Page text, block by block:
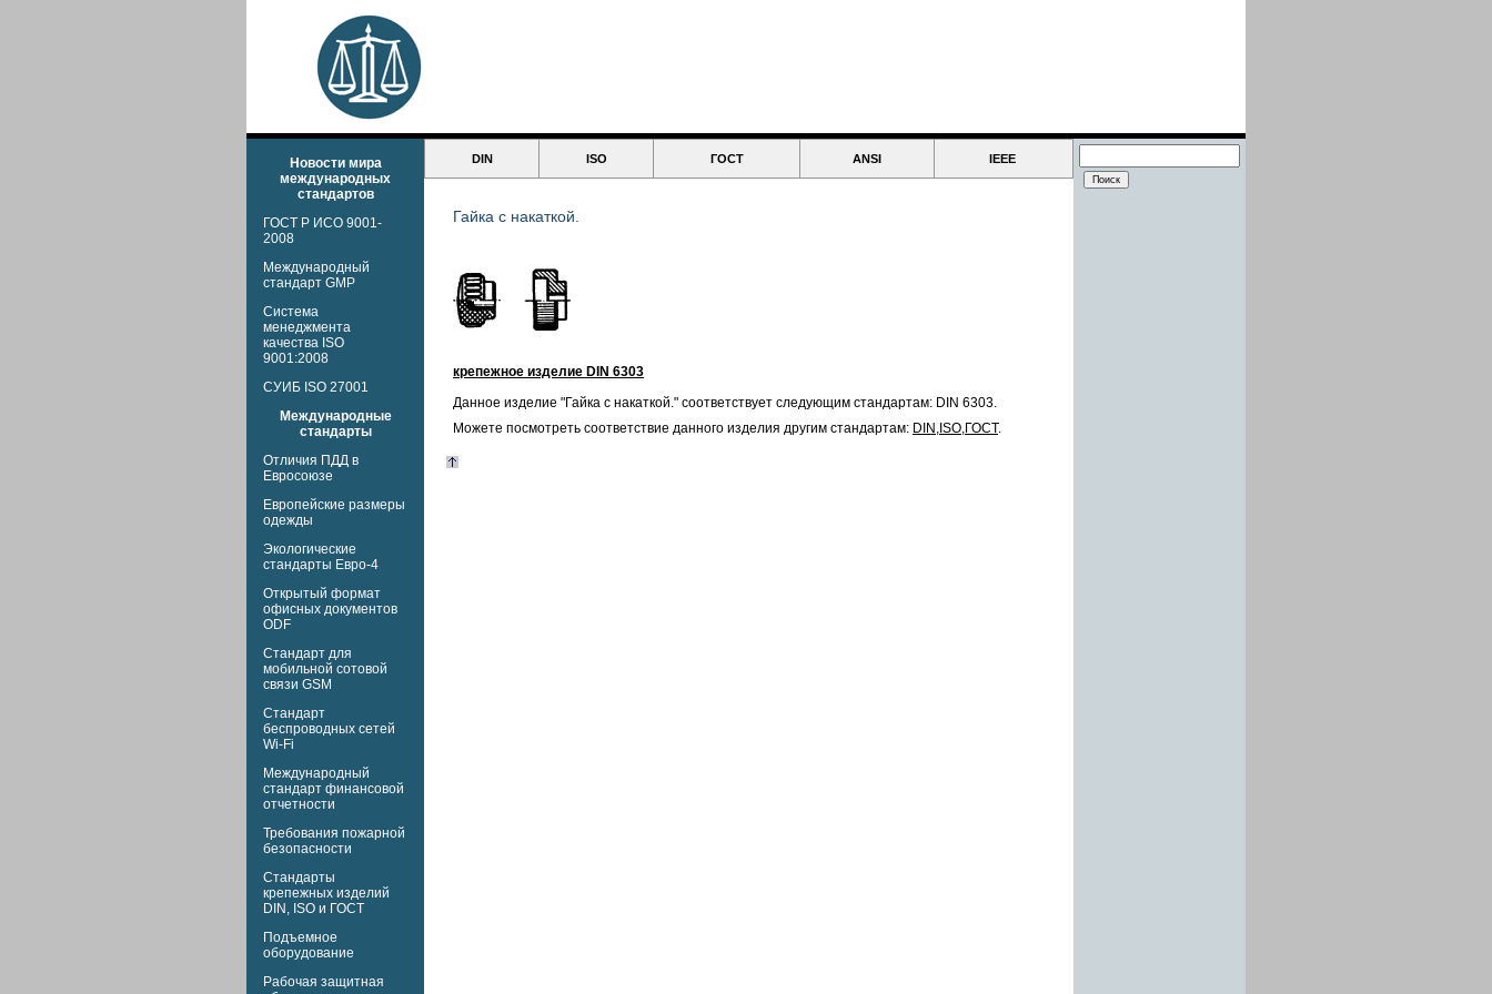
Новости мира
международных
стандартов
ГОСТ Р ИСО 9001-
2008
Международный
стандарт GMP
Система
менеджмента
качества ISO
9001:2008
СУИБ ISO 27001
Международные
стандарты
Отличия ПДД в
Евросоюзе
Европейские размеры
одежды
Экологические
стандарты Евро-4
Открытый формат
офисных документов
ODF
Стандарт для
мобильной сотовой
связи GSM
Стандарт
беспроводных сетей
Wi-Fi
Международный
стандарт финансовой
отчетности
Требования пожарной
безопасности
Стандарты
крепежных изделий
DIN, ISO и ГОСТ
Подъемное
оборудование
Рабочая защитная
DIN ISO ГОСТ ANSI IEEE
Гайка с накаткой.
крепежное изделие DIN 6303
Данное изделие "Гайка с накаткой." соответствует следующим стандартам: DIN 6303.
Можете посмотреть соответствие данного изделия другим стандартам: DIN , ISO,ГОСТ.